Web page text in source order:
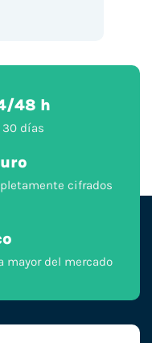
48 h
días
cifrados
mayor del mercado